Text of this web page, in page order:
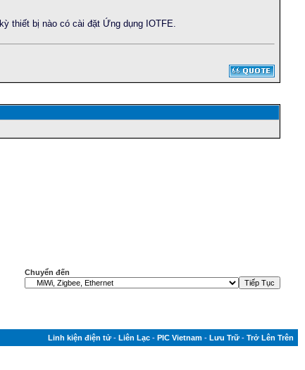
thiết bị nào có cài đặt Ứng dụng IOTFE.
Chuyển đến
Linh kiện điện tử - Liên Lạc - PIC Vietnam - Lưu Trữ - Trở Lên Trên